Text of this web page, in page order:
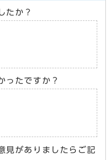
たか？
ったですか？
見がありましたらご記